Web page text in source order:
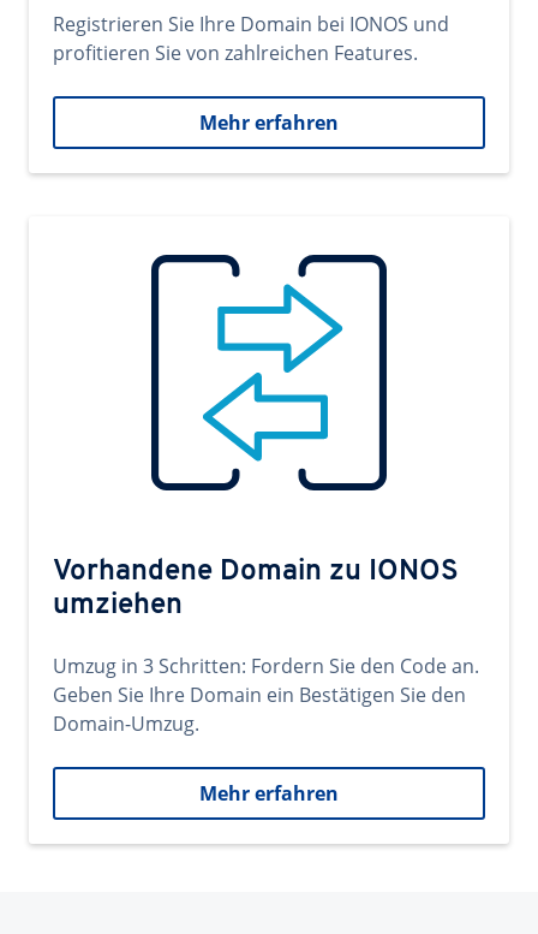
Registrieren Sie Ihre Domain bei IONOS und
profitieren Sie von zahlreichen Features.
Mehr erfahren
Vorhandene Domain zu IONOS
umziehen
Umzug in 3 Schritten: Fordern Sie den Code an.
Geben Sie Ihre Domain ein Bestätigen Sie den
Domain-Umzug.
Mehr erfahren